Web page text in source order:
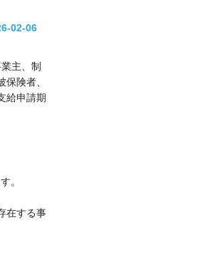
02-06
主、制
険者、
給申請期
。
在する事